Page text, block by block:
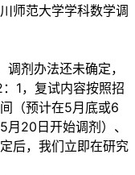
师范大学学科数学调
剂办法还未确定，
1，复试内容按照招
（预计在5月底或6
20日开始调剂）、
后，我们立即在研究